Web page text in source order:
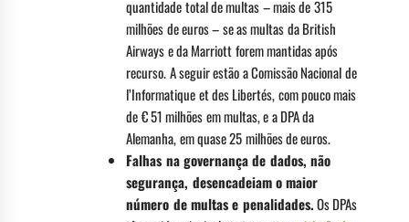
quantidade total de multas – mais de 315
milhões de euros – se as multas da British
Airways e da Marriott forem mantidas após
recurso. A seguir estão a Comissão Nacional de
l’Informatique et des Libertés, com pouco mais
de € 51 milhões em multas, e a DPA da
Alemanha, em quase 25 milhões de euros.
Falhas na governança de dados, não
segurança, desencadeiam o maior
número de multas e penalidades.Os DPAs